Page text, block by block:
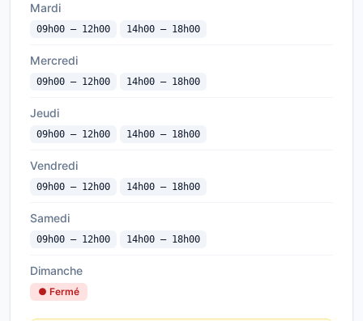
Mardi
09h00 — 12h00 14h00 — 18h00
Mercredi
09h00 — 12h00 14h00 — 18h00
Jeudi
09h00 — 12h00 14h00 — 18h00
Vendredi
09h00 — 12h00 14h00 — 18h00
Samedi
09h00 — 12h00 14h00 — 18h00
Dimanche
● Fermé